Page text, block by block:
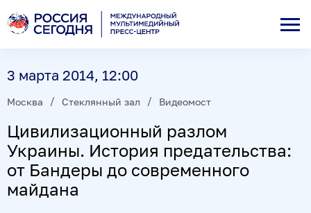
3 марта 2014, 12:00
Москва Стеклянный зал Видеомост
Цивилизационный разлом
Украины. История предательства:
от Бандеры до современного
майдана